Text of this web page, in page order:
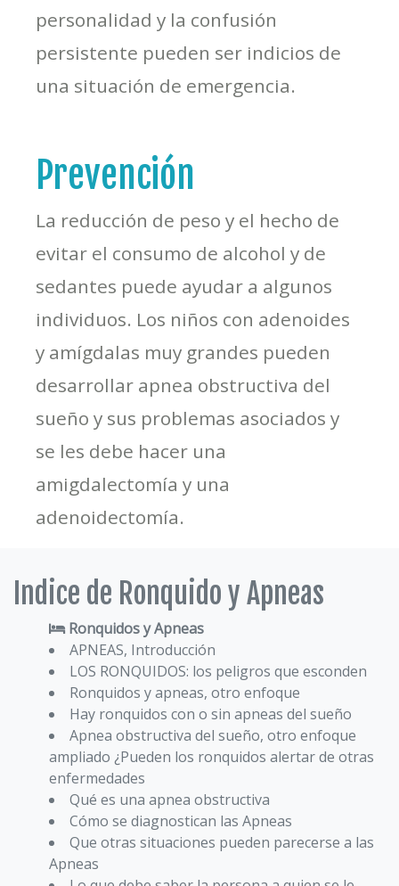
personalidad y la confusión
persistente pueden ser indicios de
una situación de emergencia.
Prevención
La reducción de peso y el hecho de
evitar el consumo de alcohol y de
sedantes puede ayudar a algunos
individuos. Los niños con adenoides
y amígdalas muy grandes pueden
desarrollar apnea obstructiva del
sueño y sus problemas asociados y
se les debe hacer una
amigdalectomía y una
adenoidectomía.
Indice de Ronquido y Apneas
Ronquidos y Apneas
APNEAS, Introducción
LOS RONQUIDOS: los peligros que esconden
Ronquidos y apneas, otro enfoque
Hay ronquidos con o sin apneas del sueño
Apnea obstructiva del sueño, otro enfoque
ampliado ¿Pueden los ronquidos alertar de otras
enfermedades
Qué es una apnea obstructiva
Cómo se diagnostican las Apneas
Que otras situaciones pueden parecerse a las
Apneas